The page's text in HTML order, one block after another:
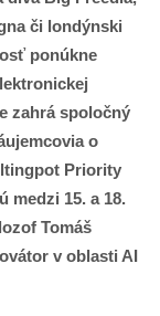
či londýnski
ponúkne
zahrá spoločný
o
Priority
medzi 15. a 18.
Tomáš
v oblasti AI